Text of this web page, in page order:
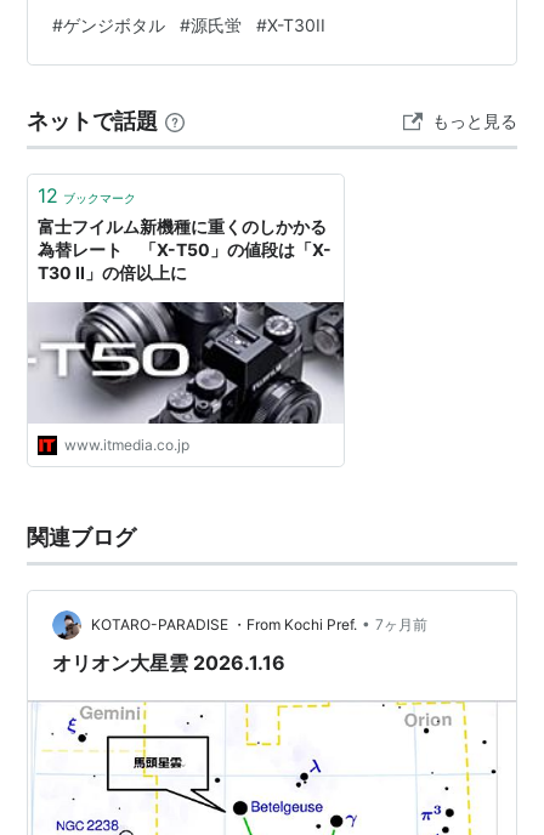
た。 カメラを3台セットして1時間撮影。 蛍はほとんど飛
ばず、2台のカメラには1匹も写っていませんでした。 望
T30II + XF50-140mm F2.8 R もう少し飛んでくれたら、
いい感じになりそうなところではありますね…
#ゲンジボタル #源氏蛍 #X-T30II
ネットで話題 もっと見る
12 ブックマーク
富士フイルム新機種に重くのしかかる
為替レート 「X-T50」の値段は「X-
T30 II」の倍以上に
www.itmedia.co.jp
関連ブログ
KOTARO-PARADISE ・From Kochi Pref. • 7ヶ月前
オリオン大星雲 2026.1.16